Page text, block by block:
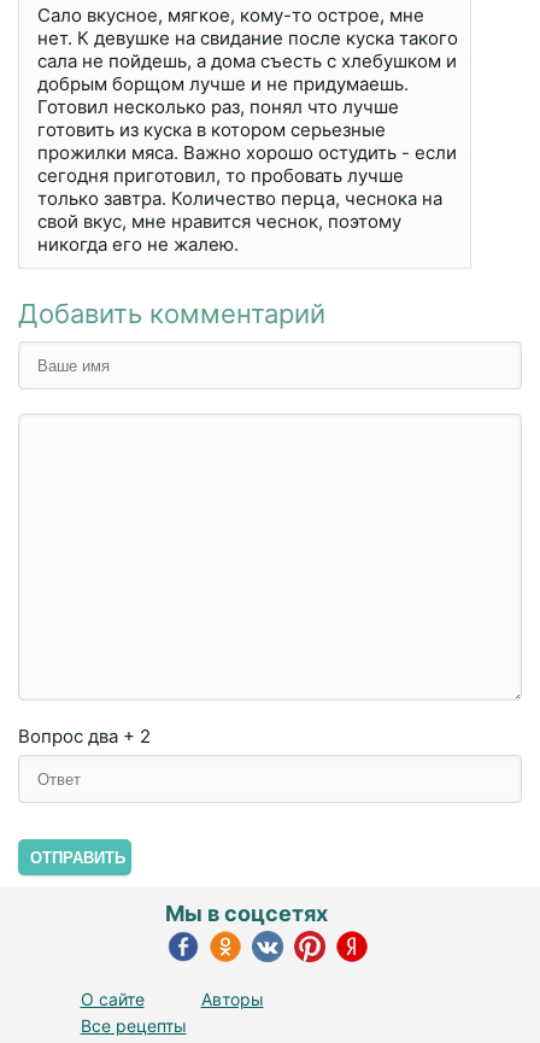
Сало вкусное, мягкое, кому-то острое, мне
нет. К девушке на свидание после куска такого
сала не пойдешь, а дома съесть с хлебушком и
добрым борщом лучше и не придумаешь.
Готовил несколько раз, понял что лучше
готовить из куска в котором серьезные
прожилки мяса. Важно хорошо остудить - если
сегодня приготовил, то пробовать лучше
только завтра. Количество перца, чеснока на
свой вкус, мне нравится чеснок, поэтому
никогда его не жалею.
Добавить комментарий
Вопрос два + 2
ОТПРАВИТЬ
О сайте
Авторы
Все рецепты
Мы в соцсетях